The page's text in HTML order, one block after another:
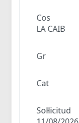
Cos
LA CAIB
Gr
Cat
Sol·licitud